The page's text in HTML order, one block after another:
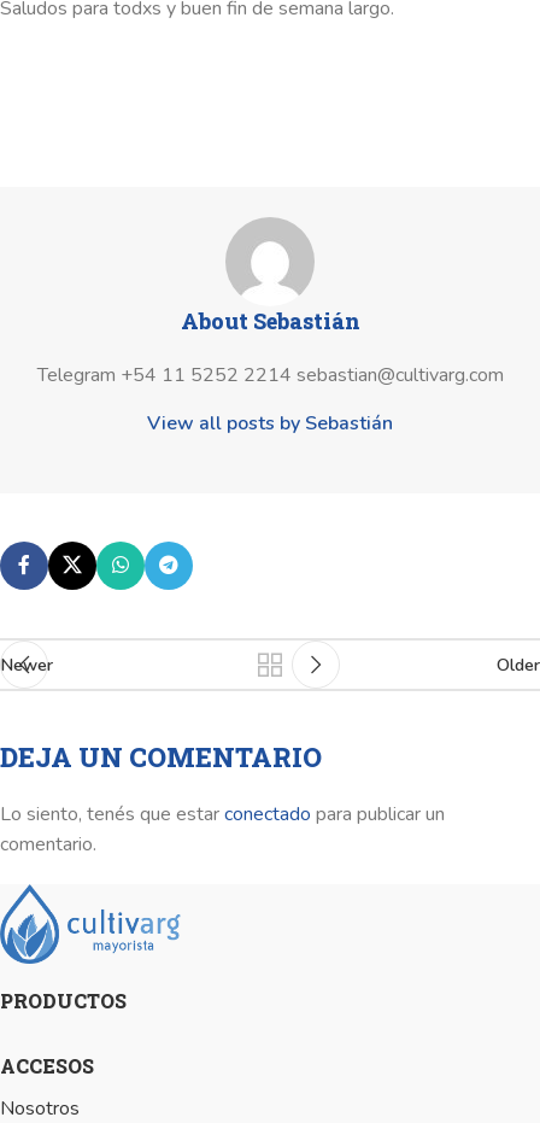
Saludos para todxs y buen fin de semana largo.
About Sebastián
Telegram +54 11 5252 2214 sebastian@cultivarg.com
View all posts by Sebastián
Newer Older
DEJA UN COMENTARIO
Lo siento, tenés que estarconectado para publicar un
comentario.
PRODUCTOS
ACCESOS
Nosotros